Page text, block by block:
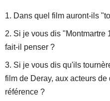
1. Dans quel film auront-ils
2. Si je vous dis "Montmartre
fait-il penser ?
3. Si je vous dis qu'ils
film de Deray, aux acteurs
référence ?